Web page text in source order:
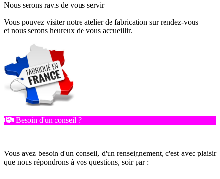
Nous serons ravis de vous servir
Vous pouvez visiter notre atelier de fabrication sur rendez-vous
et nous serons heureux de vous accueillir.
Besoin d'un conseil ?
Vous avez besoin d'un conseil, d'un renseignement, c'est avec plaisir
que nous répondrons à vos questions, soir par :